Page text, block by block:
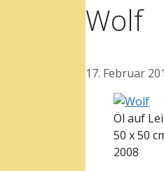
Wolf
17. Februar
Öl auf
50 x 50
2008